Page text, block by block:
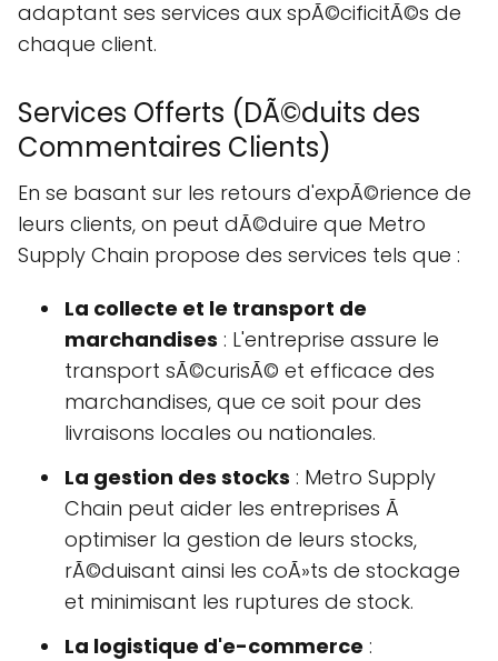
adaptant ses services aux spÃ©cificitÃ©s de
chaque client.
Services Offerts (DÃ©duits des
Commentaires Clients)
En se basant sur les retours d'expÃ©rience de
leurs clients, on peut dÃ©duire que Metro
Supply Chain propose des services tels que :
La collecte et le transport de
marchandises : L'entreprise assure le
transport sÃ©curisÃ© et efficace des
marchandises, que ce soit pour des
livraisons locales ou nationales.
La gestion des stocks : Metro Supply
Chain peut aider les entreprises Ã
optimiser la gestion de leurs stocks,
rÃ©duisant ainsi les coÃ»ts de stockage
et minimisant les ruptures de stock.
La logistique d'e-commerce :